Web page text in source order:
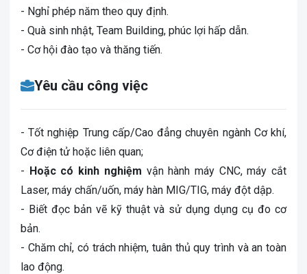
- Nghỉ phép năm theo quy định.
- Quà sinh nhật, Team Building, phúc lợi hấp dẫn.
- Cơ hội đào tạo và thăng tiến.
Yêu cầu công việc
- Tốt nghiệp Trung cấp/Cao đẳng chuyên ngành Cơ khí,
Cơ điện tử hoặc liên quan;
- Hoặc có kinh nghiệm vận hành máy CNC, máy cắt
Laser, máy chấn/uốn, máy hàn MIG/TIG, máy đột dập.
- Biết đọc bản vẽ kỹ thuật và sử dụng dụng cụ đo cơ
bản.
- Chăm chỉ, có trách nhiệm, tuân thủ quy trình và an toàn
lao động.